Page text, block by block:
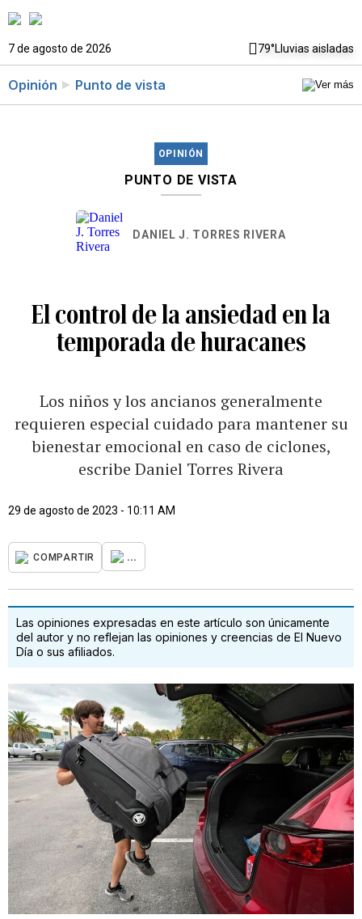
7 de agosto de 2026 79°Lluvias aisladas
Opinión Punto de vista
OPINIÓN
PUNTO DE VISTA
DANIEL J. TORRES RIVERA
El control de la ansiedad en la
temporada de huracanes
Los niños y los ancianos generalmente
requieren especial cuidado para mantener su
bienestar emocional en caso de ciclones,
escribe Daniel Torres Rivera
29 de agosto de 2023 - 10:11 AM
COMPARTIR ...
Las opiniones expresadas en este artículo son únicamente
del autor y no reflejan las opiniones y creencias de El Nuevo
Día o sus afiliados.